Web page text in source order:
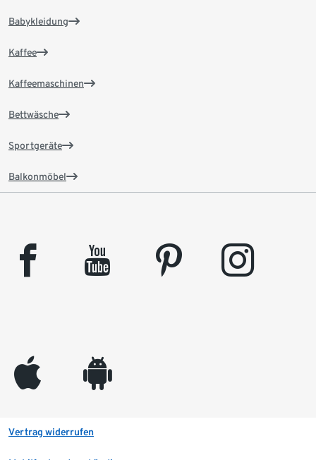
Babykleidung
Kaffee
Kaffeemaschinen
Bettwäsche
Sportgeräte
Balkonmöbel
facebook youtube pinterest instagram
appleinc android
Vertrag widerrufen